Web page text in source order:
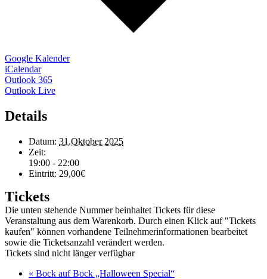
Google Kalender
iCalendar
Outlook 365
Outlook Live
Details
Datum: 31.Oktober 2025
Zeit:
19:00 - 22:00
Eintritt: 29,00€
Tickets
Die unten stehende Nummer beinhaltet Tickets für diese
Veranstaltung aus dem Warenkorb. Durch einen Klick auf "Tickets
kaufen" können vorhandene Teilnehmerinformationen bearbeitet
sowie die Ticketsanzahl verändert werden.
Tickets sind nicht länger verfügbar
« Bock auf Bock „Halloween Special“